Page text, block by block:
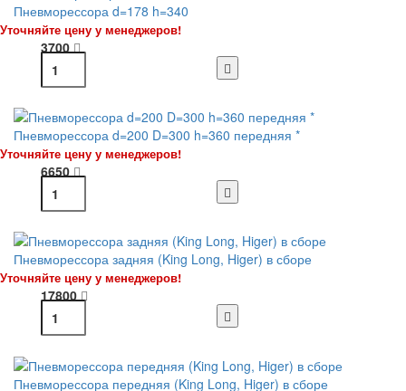
Пневморессора d=178 h=340
Уточняйте цену у менеджеров!
3700
Пневморессора d=200 D=300 h=360 передняя *
Уточняйте цену у менеджеров!
6650
Пневморессора задняя (King Long, Higer) в сборе
Уточняйте цену у менеджеров!
17800
Пневморессора передняя (King Long, Higer) в сборе